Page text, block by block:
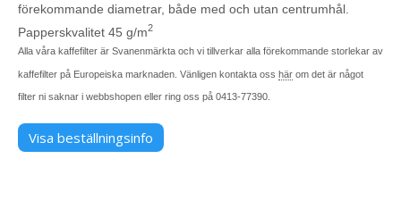
förekommande diametrar, både med och utan centrumhål.
Papperskvalitet 45 g/m2
Alla våra kaffefilter är Svanenmärkta och vi tillverkar alla förekommande storlekar av
kaffefilter på Europeiska marknaden. Vänligen kontakta oss här om det är något
filter ni saknar i webbshopen eller ring oss på 0413-77390.
Visa beställningsinfo